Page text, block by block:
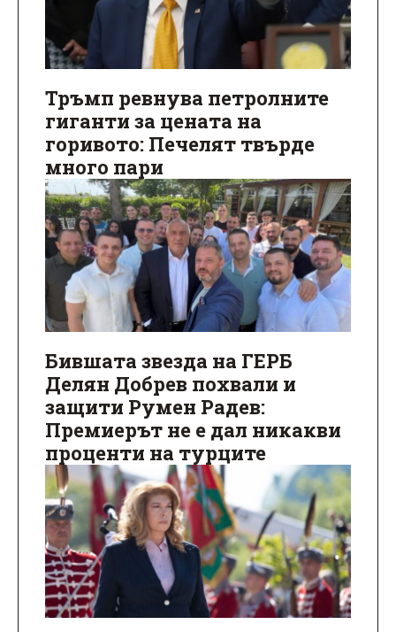
Тръмп ревнува петролните
гиганти за цената на
горивото: Печелят твърде
много пари
Бившата звезда на ГЕРБ
Делян Добрев похвали и
защити Румен Радев:
Премиерът не е дал никакви
проценти на турците